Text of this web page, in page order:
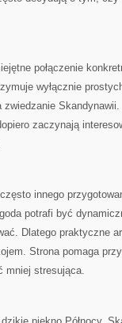
połączenie
wyłącznie
zaczynają
innego
potrafi być
Dlatego praktyczne
Strona pomaga
mniej stresująca.